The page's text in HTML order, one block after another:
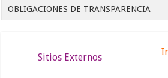
OBLIGACIONES DE TRANSPARENCIA
Sitios Externos